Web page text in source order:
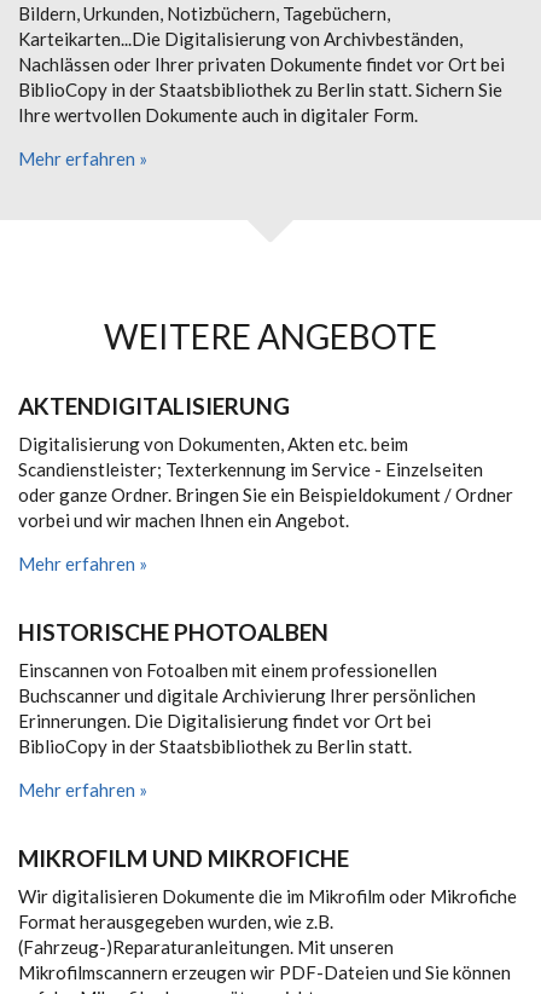
Bildern, Urkunden, Notizbüchern, Tagebüchern,
Karteikarten...Die Digitalisierung von Archivbeständen,
Nachlässen oder Ihrer privaten Dokumente findet vor Ort bei
BiblioCopy in der Staatsbibliothek zu Berlin statt. Sichern Sie
Ihre wertvollen Dokumente auch in digitaler Form.
Mehr erfahren »
WEITERE ANGEBOTE
AKTENDIGITALISIERUNG
Digitalisierung von Dokumenten, Akten etc. beim
Scandienstleister; Texterkennung im Service - Einzelseiten
oder ganze Ordner. Bringen Sie ein Beispieldokument / Ordner
vorbei und wir machen Ihnen ein Angebot.
Mehr erfahren »
HISTORISCHE PHOTOALBEN
Einscannen von Fotoalben mit einem professionellen
Buchscanner und digitale Archivierung Ihrer persönlichen
Erinnerungen. Die Digitalisierung findet vor Ort bei
BiblioCopy in der Staatsbibliothek zu Berlin statt.
Mehr erfahren »
MIKROFILM UND MIKROFICHE
Wir digitalisieren Dokumente die im Mikrofilm oder Mikrofiche
Format herausgegeben wurden, wie z.B.
(Fahrzeug-)Reparaturanleitungen. Mit unseren
Mikrofilmscannern erzeugen wir PDF-Dateien und Sie können